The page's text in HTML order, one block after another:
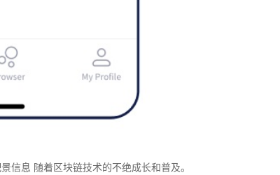
息 随着区块链技术的不绝成长和普及。